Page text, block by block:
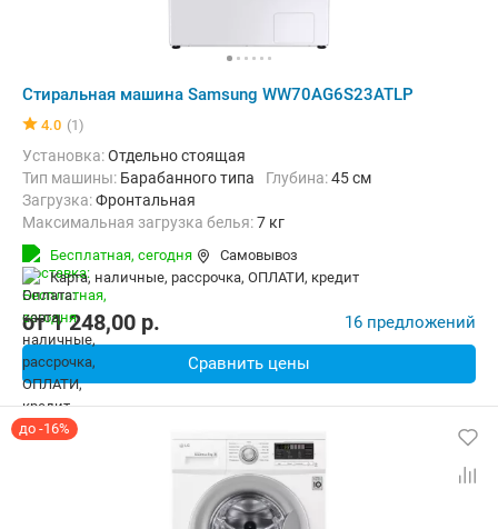
Стиральная машина Samsung WW70AG6S23ATLP
4.0 (1)
Установка:Отдельно стоящая
Тип машины: Барабанного типа Глубина:45 см
загрузка:Фронтальная
Максимальная загрузка белья:7 кг
Количество программ:
Дополнительные функции:
Безопасность:
Защита от детей, Защита от перепадов
Ширина: 60 см
Бесплатная, сегодня
Самовывоз
карта, наличные, рассрочка, ОПЛАТИ, кредит
от1 248,00 p. 16 предложений
Сравнить цены
до -16%